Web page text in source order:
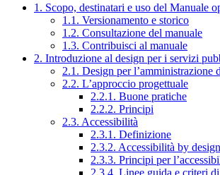
1. Scopo, destinatari e uso del Manuale
1.1. Versionamento e storico
1.2. Consultazione del manuale
1.3. Contribuisci al manuale
2. Introduzione al design per i servizi
2.1. Design per l’amministrazione
2.2. L’approccio progettuale
2.2.1. Buone pratiche
2.2.2. Principi
2.3. Accessibilità
2.3.1. Definizione
2.3.2. Accessibilità by design
2.3.3. Principi per
2.3.4. Linee guida e criteri di